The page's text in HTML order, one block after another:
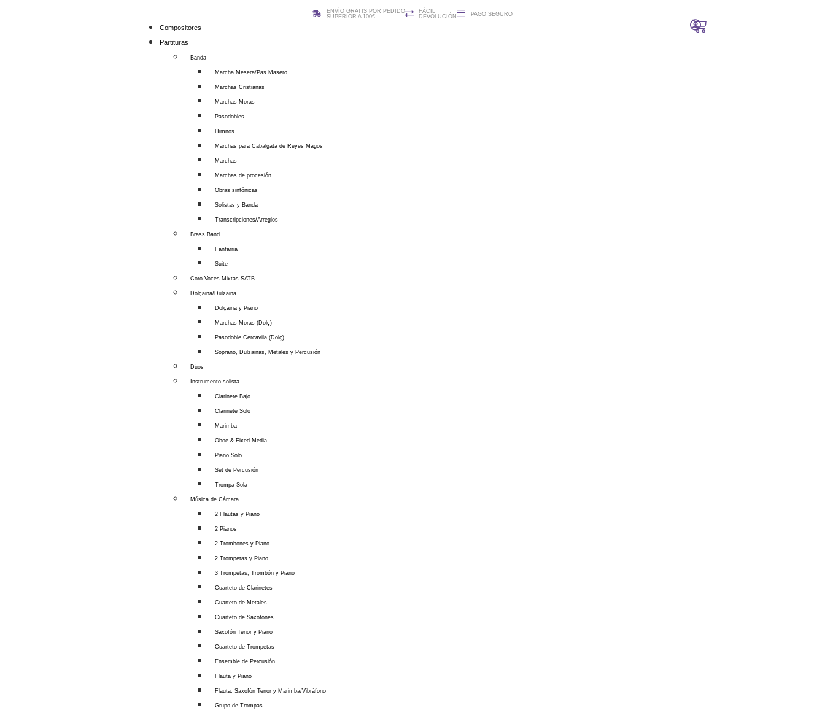
ENVÍO GRATIS POR PEDIDO
SUPERIOR A 100€
FÁCIL
DEVOLUCIÓN
PAGO SEGURO
Compositores
Partituras
Banda
Marcha Mesera/Pas Masero
Marchas Cristianas
Marchas Moras
Pasodobles
Himnos
Marchas para Cabalgata de Reyes Magos
Marchas
Marchas de procesión
Obras sinfónicas
Solistas y Banda
Transcripciones/Arreglos
Brass Band
Fanfarria
Suite
Coro Voces Mixtas SATB
Dolçaina/Dulzaina
Dolçaina y Piano
Marchas Moras (Dolç)
Pasodoble Cercavila (Dolç)
Soprano, Dulzainas, Metales y Percusión
Dúos
Instrumento solista
Clarinete Bajo
Clarinete Solo
Marimba
Oboe & Fixed Media
Piano Solo
Set de Percusión
Trompa Sola
Música de Cámara
2 Flautas y Piano
2 Pianos
2 Trombones y Piano
2 Trompetas y Piano
3 Trompetas, Trombón y Piano
Cuarteto de Clarinetes
Cuarteto de Metales
Cuarteto de Saxofones
Saxofón Tenor y Piano
Cuarteto de Trompetas
Ensemble de Percusión
Flauta y Piano
Flauta, Saxofón Tenor y Marimba/Vibráfono
Grupo de Trompas